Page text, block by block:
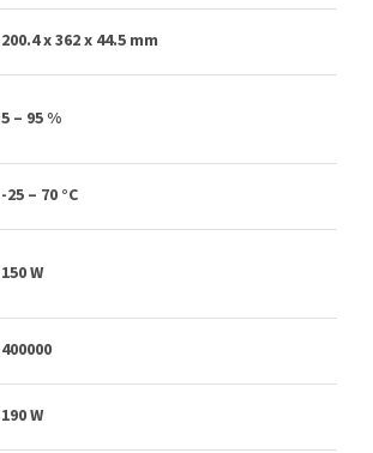
200.4 x 362 x 44.5 mm
5 – 95 %
-25 – 70 °C
150 W
400000
190 W